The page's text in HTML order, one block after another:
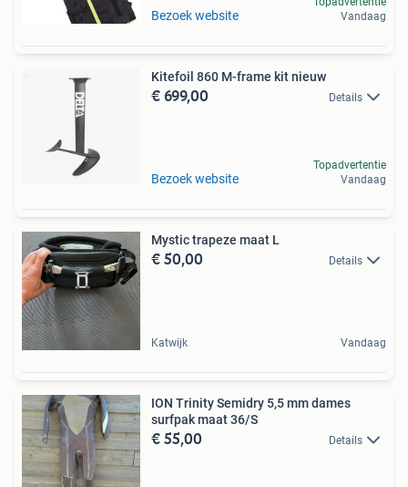
Bezoek website
Vandaag
Kitefoil 860 M-frame kit nieuw
€ 699,00 Details
Bezoek website
Topadvertentie
Vandaag
Mystic trapeze maat L
€ 50,00 Details
Katwijk Vandaag
ION Trinity Semidry 5,5 mm dames
surfpak maat 36/S
€ 55,00 Details